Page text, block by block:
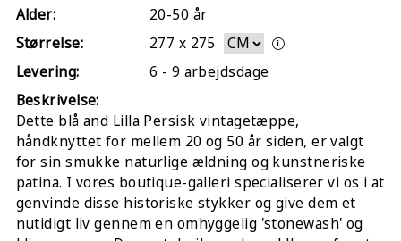
Alder:
20-50 år
Størrelse:
277 x 275
Levering:
6 - 9 arbejdsdage
Beskrivelse:
Dette blå and Lilla Persisk vintagetæppe,
håndknyttet for mellem 20 og 50 år siden, er valgt
for sin smukke naturlige ældning og kunstneriske
patina. I vores boutique-galleri specialiserer vi os i at
genvinde disse historiske stykker og give dem et
nutidigt liv gennem en omhyggelig 'stonewash' og